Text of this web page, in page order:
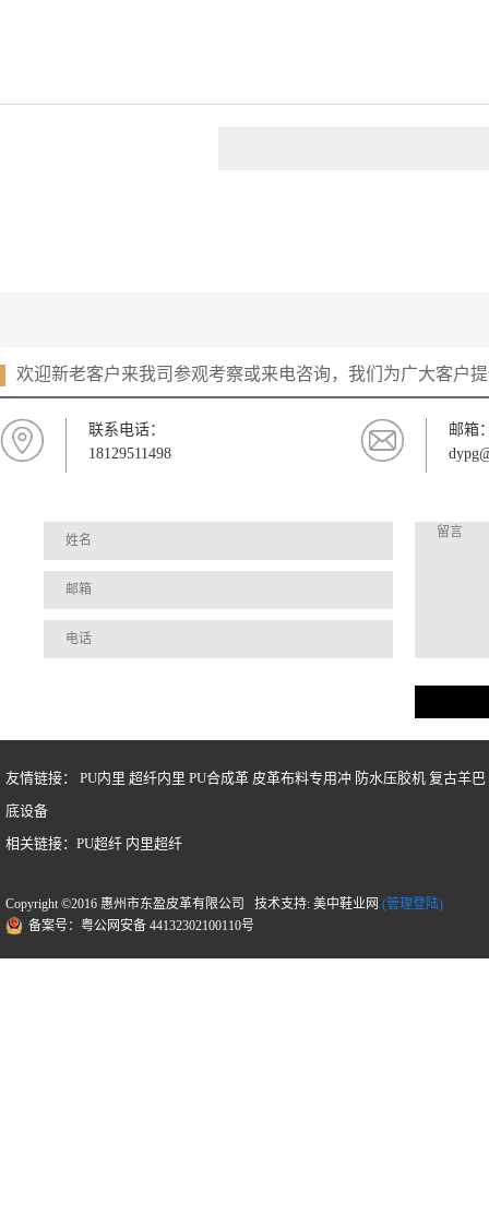
欢迎新老客户来我司参观考察或来电咨询，我们为广大客户
联系电话：
18129511498
邮箱
友情链接： PU内里 超纤内里 PU合成革 皮革布料专用冲 防水压胶机 复古羊巴
底设备
相关链接： PU超纤 内里超纤
Copyright ©2016 惠州市东盈皮革有限公司 技术支持: 美中鞋业网 (管理登陆)
备案号：粤公网安备 44132302100110号